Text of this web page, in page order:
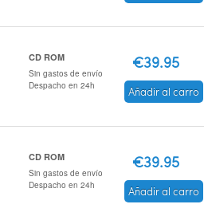
CD ROM
Sin gastos de envío
Despacho en 24h
€39.95
Añadir al carro
CD ROM
Sin gastos de envío
Despacho en 24h
€39.95
Añadir al carro